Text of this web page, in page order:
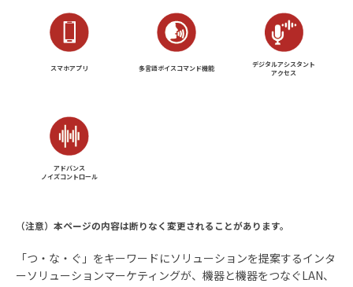
スマホアプリ 多言語ボイスコマンド機能
デジタルアシスタント
アクセス
アドバンス
ノイズコントロール
（注意）本ページの内容は断りなく変更されることがあります。
「つ・な・ぐ」をキーワードにソリューションを提案するインタ
ーソリューションマーケティングが、機器と機器をつなぐLAN、